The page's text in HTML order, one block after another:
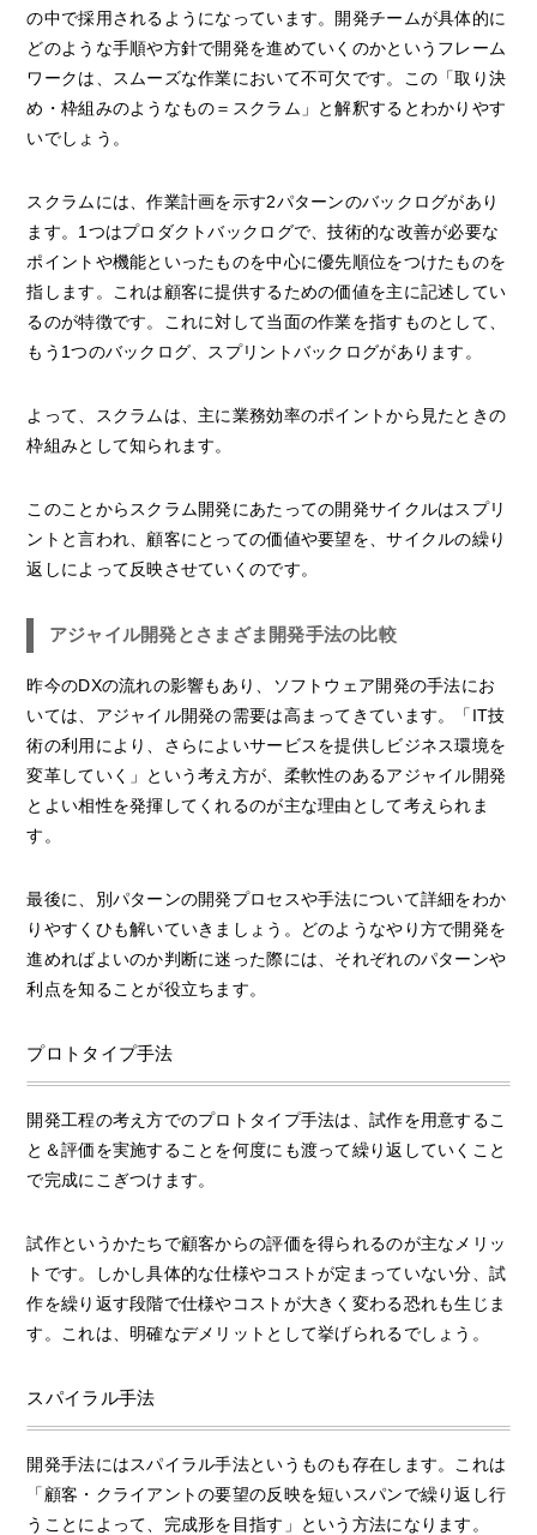
の中で採用されるようになっています。開発チームが具体的に
どのような手順や方針で開発を進めていくのかというフレーム
ワークは、スムーズな作業において不可欠です。この「取り決
め・枠組みのようなもの＝スクラム」と解釈するとわかりやす
いでしょう。
スクラムには、作業計画を示す2パターンのバックログがあり
ます。1つはプロダクトバックログで、技術的な改善が必要な
ポイントや機能といったものを中心に優先順位をつけたものを
指します。これは顧客に提供するための価値を主に記述してい
るのが特徴です。これに対して当面の作業を指すものとして、
もう1つのバックログ、スプリントバックログがあります。
よって、スクラムは、主に業務効率のポイントから見たときの
枠組みとして知られます。
このことからスクラム開発にあたっての開発サイクルはスプリ
ントと言われ、顧客にとっての価値や要望を、サイクルの繰り
返しによって反映させていくのです。
アジャイル開発とさまざま開発手法の比較
昨今のDXの流れの影響もあり、ソフトウェア開発の手法にお
いては、アジャイル開発の需要は高まってきています。「IT技
術の利用により、さらによいサービスを提供しビジネス環境を
変革していく」という考え方が、柔軟性のあるアジャイル開発
とよい相性を発揮してくれるのが主な理由として考えられま
す。
最後に、別パターンの開発プロセスや手法について詳細をわか
りやすくひも解いていきましょう。どのようなやり方で開発を
進めればよいのか判断に迷った際には、それぞれのパターンや
利点を知ることが役立ちます。
プロトタイプ手法
開発工程の考え方でのプロトタイプ手法は、試作を用意するこ
と＆評価を実施することを何度にも渡って繰り返していくこと
で完成にこぎつけます。
試作というかたちで顧客からの評価を得られるのが主なメリッ
トです。しかし具体的な仕様やコストが定まっていない分、試
作を繰り返す段階で仕様やコストが大きく変わる恐れも生じま
す。これは、明確なデメリットとして挙げられるでしょう。
スパイラル手法
開発手法にはスパイラル手法というものも存在します。これは
「顧客・クライアントの要望の反映を短いスパンで繰り返し行
うことによって、完成形を目指す」という方法になります。